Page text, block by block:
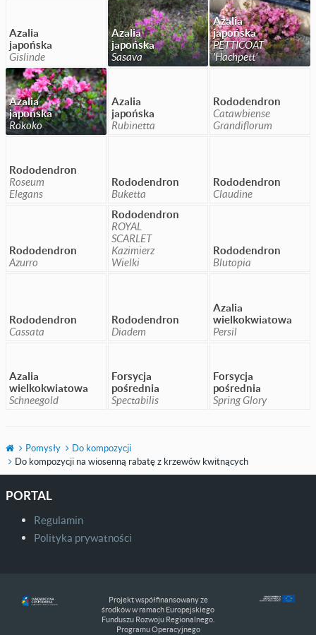
Azalia
japońska
Gislinde
Azalia
japońska
Sasava
Azalia
japońska
PETTICOAT
'Hachpett'
Azalia
japońska
Rokoko
Azalia
japońska
Rubinetta
Rododendron
Catawbiense
Grandiflorum
Rododendron
Roseum
Elegans
Rododendron
Buketta
Rododendron
Claudine
Rododendron
Azurro
Rododendron
ROYAL
SCARLET
Kazimierz
Wielki
Rododendron
Blutopia
Rododendron
Cassata
Rododendron
Diadem
Azalia
wielkokwiatowa
Persil
Azalia
wielkokwiatowa
Schneegold
Forsycja
pośrednia
Spectabilis
Forsycja
pośrednia
Spring Glory
Pomysły
Do kompozycji
Do kompozycji na wiosenną rabatę z krzewów kwitnących
PORTAL
Regulamin
Polityka prywatności
Projekt współfinansowany ze
środków w ramach Europejskiego
Funduszu Rozwoju Regionalnego.
Programu Operacyjnego